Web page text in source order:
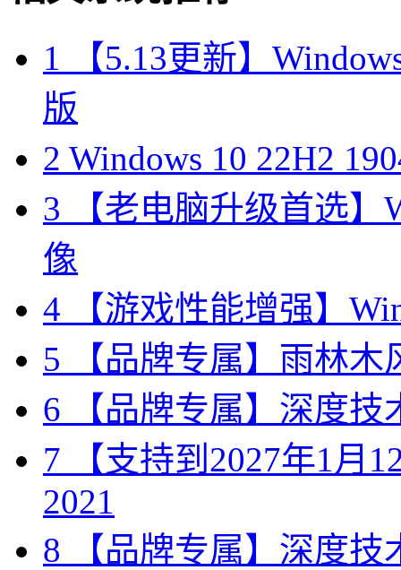
1 【5.13更新】
版
2 Windows 10 22H2
3 【老电脑升级首选】
像
4 【游戏性能增强】
5 【品牌专属】雨林木
6 【品牌专属】深度技
7 【支持到2027年1月
2021
8 【品牌专属】深度技